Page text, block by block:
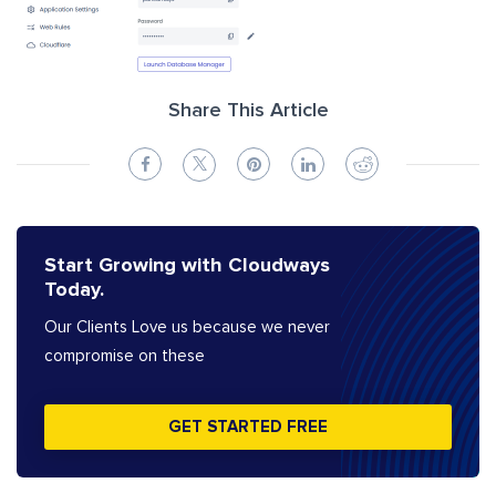
Share This Article
Start Growing with Cloudways
Today.
Our Clients Love us because we never
compromise on these
GET STARTED FREE